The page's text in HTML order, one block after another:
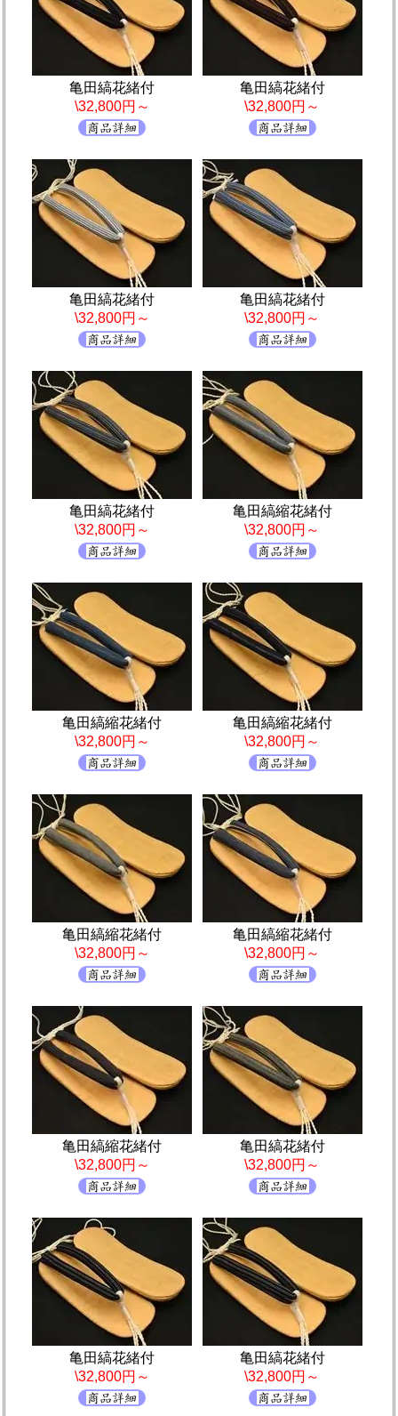
亀田縞花緒付
\32,800円～
亀田縞花緒付
\32,800円～
亀田縞花緒付
\32,800円～
亀田縞花緒付
\32,800円～
亀田縞花緒付
\32,800円～
亀田縞縮花緒付
\32,800円～
亀田縞縮花緒付
\32,800円～
亀田縞縮花緒付
\32,800円～
亀田縞縮花緒付
\32,800円～
亀田縞縮花緒付
\32,800円～
亀田縞縮花緒付
\32,800円～
亀田縞花緒付
\32,800円～
亀田縞花緒付
\32,800円～
亀田縞花緒付
\32,800円～